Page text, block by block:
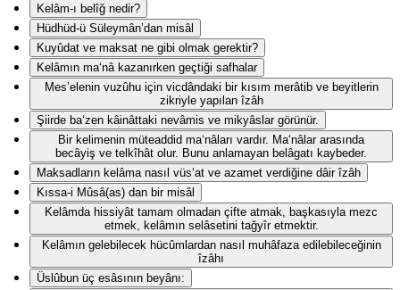
Kelâm-ı belîğ nedir?
Hüdhüd-ü Süleymân’dan misâl
Kuyûdat ve maksat ne gibi olmak gerektir?
Kelâmın ma‘nâ kazanırken geçtiği safhalar
Mes’elenin vuzûhu için vicdândaki bir kısım merâtib ve beyitlerin
zikriyle yapılan îzâh
Şiirde ba‘zen kâinâttaki nevâmis ve mikyâslar görünür.
Bir kelimenin müteaddid ma‘nâları vardır. Ma‘nâlar arasında
becâyiş ve telkîhât olur. Bunu anlamayan belâgatı kaybeder.
Maksadların kelâma nasıl vüs‘at ve azamet verdiğine dâir îzâh
Kıssa-i Mûsâ(as) dan bir misâl
Kelâmda hissiyât tamam olmadan çifte atmak, başkasıyla mezc
etmek, kelâmın selâsetini tağyîr etmektir.
Kelâmın gelebilecek hücûmlardan nasıl muhâfaza edilebileceğinin
îzâhı
Üslûbun üç esâsının beyânı: